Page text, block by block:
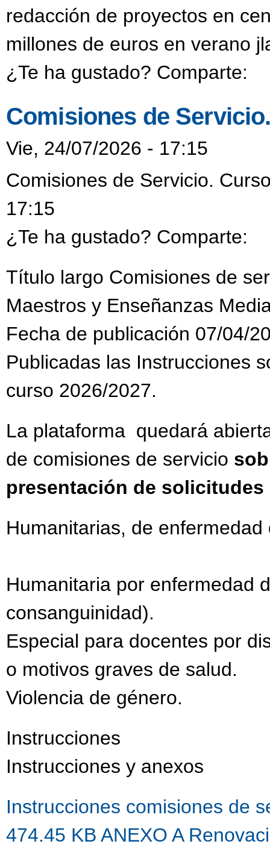
redacción de proyectos en
millones de euros en verano
¿Te ha gustado? Comparte:
Comisiones de
Vie, 24/07/2026 - 17:15
Comisiones de Servicio.
17:15
¿Te ha gustado? Comparte:
Título largo Comisiones de
Maestros y Enseñanzas
Fecha de publicación 07/04/
Publicadas las Instrucciones
curso 2026/2027.
La plataforma quedará
de comisiones de servicio
presentación de solicitudes
Humanitarias, de
Humanitaria por enfermedad
consanguinidad).
Especial para docentes por
o motivos graves de salud.
Violencia de género.
Instrucciones
Instrucciones y anexos
Instrucciones comisiones de
474.45 KB ANEXO A